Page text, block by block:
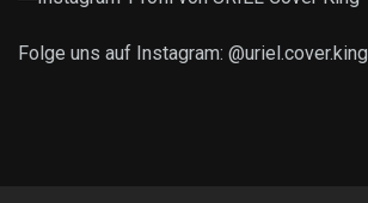
Folge uns auf Instagram: @uriel.cover.king